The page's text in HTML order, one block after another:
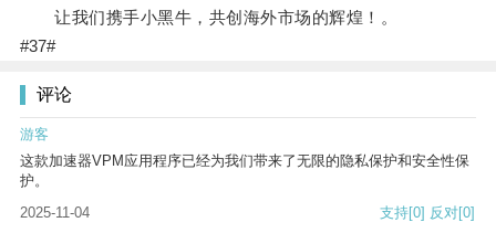
让我们携手小黑牛，共创海外市场的辉煌！。
#37#
评论
游客
这款加速器VPM应用程序已经为我们带来了无限的隐私保护和安全性保
护。
2025-11-04
支持[0] 反对[0]